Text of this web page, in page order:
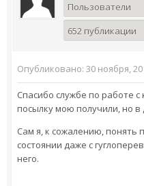
Пользователи
652 публикации
Опубликовано: 30 ноября,
Спасибо службе по работе
посылку мою получили, но в
Сам я, к сожалению, понять
состоянии даже с
него.